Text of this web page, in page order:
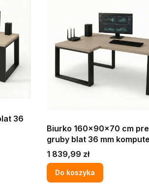
36
Biurko 160x90x70 cm
gruby blat 36 mm komputerowe
narożne KASZMIR
Cena
1 839,99 zł
Do koszyka